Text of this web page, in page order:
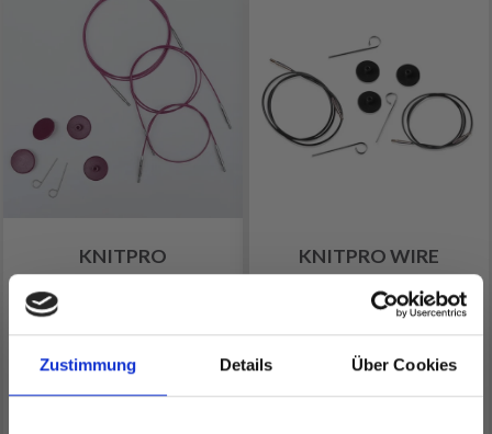
Zustimmung Details Über Cookies
KNITPRO
SWIVEL LILA (40-150
CM)
EUR 5.50
KNITPRO WIRE
150 CM)
EUR 3.20